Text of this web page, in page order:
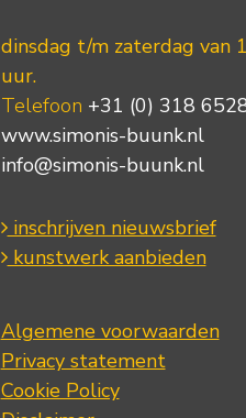
dinsdag t/m zaterdag van
uur.
Telefoon +31 (0) 318
www.simonis-buunk.nl
info@simonis-buunk.nl
inschrijven nieuwsbrief
kunstwerk aanbieden
Algemene voorwaarden
Privacy statement
Cookie Policy